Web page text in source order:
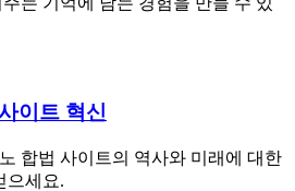
이트 혁신
합법 사이트의 역사와 미래에 대한
으세요.